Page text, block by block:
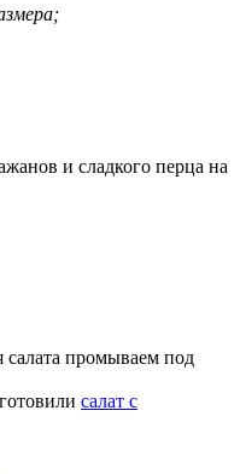
и сладкого перца на
салата промываем под
салат с